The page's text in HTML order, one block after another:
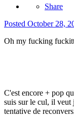
Share
Posted October 28,
Oh my fucking
C'est encore + pop
suis sur le cul, il veut
tentative de